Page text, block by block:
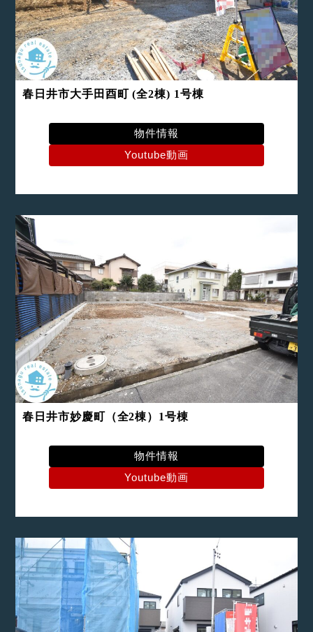
春日井市大手田酉町 (全2棟) 1号棟
物件情報
Youtube動画
春日井市妙慶町（全2棟）1号棟
物件情報
Youtube動画